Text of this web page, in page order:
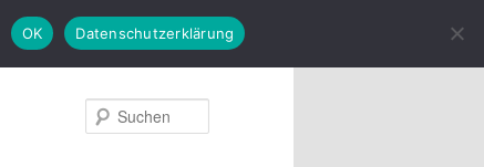
OK Datenschutzerklärung